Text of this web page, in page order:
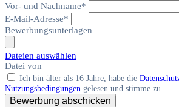
Vor- und Nachname*
E-Mail-Adresse*
Bewerbungsunterlagen
Dateien auswählen
Datei von
Ich bin älter als 16 Jahre, habe die
Nutzungsbedingungen gelesen und stimme zu.
Bewerbung abschicken